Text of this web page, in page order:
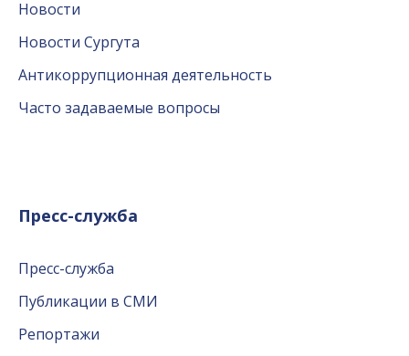
Новости
Новости Сургута
Антикоррупционная деятельность
Часто задаваемые вопросы
Пресс-служба
Пресс-служба
Публикации в СМИ
Репортажи